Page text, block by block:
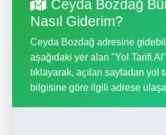
Ceyda Bozdağ
Nasıl Giderim?
Ceyda Bozdağ adresine
aşağıdaki yer alan "Yol Tarifi
tıklayarak, açılan sayfadan yol
bilgisine göre ilgili adrese